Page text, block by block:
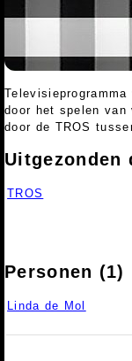
door het spelen van
door de TROS
Uitgezonden
TROS
Personen (1)
Linda de Mol